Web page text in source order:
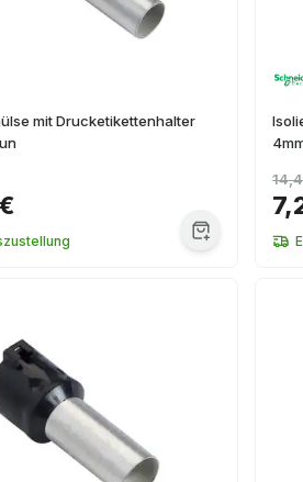
mit Drucketikettenhalter